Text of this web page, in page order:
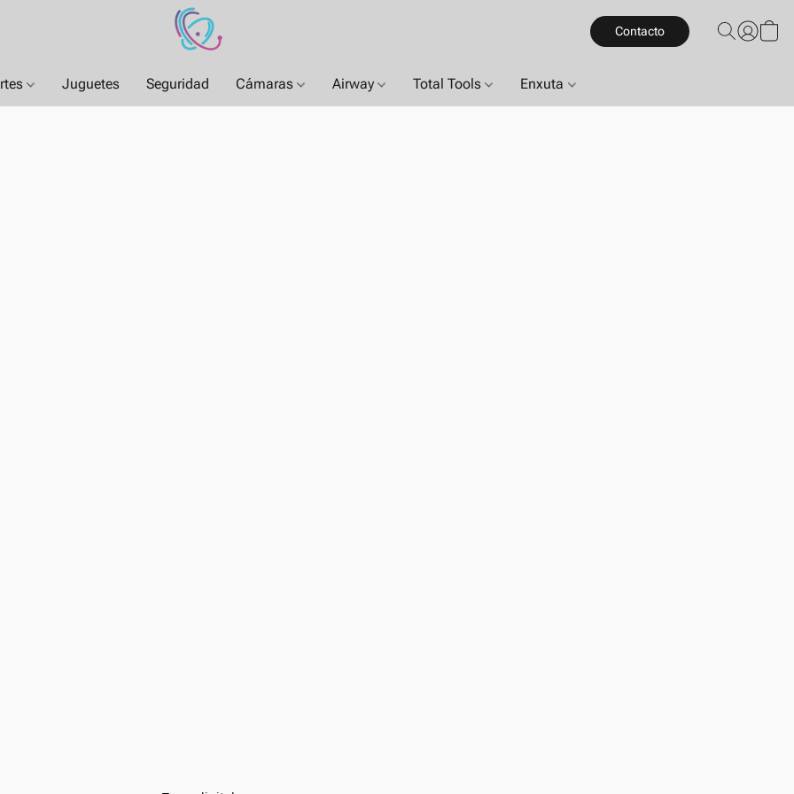
Contacto
Juguetes Seguridad Cámaras Airway Total Tools Enxuta